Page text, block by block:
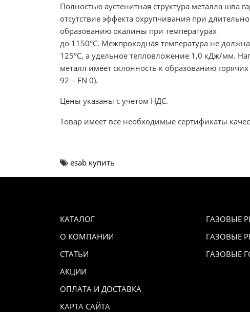
Полностью аустенитная структура металла шва
отсутствие эффекта охрупчивания при
образованию окалины при температурах
до 1150°С. Межпроходная температура не
125°С, а удельное тепловложение 1,0 кДж/мм.
металл имеет склонность к образованию
92 – FN 0).
Цены указаны с учетом НДС.
Товар имеет все необходимые сертификаты
esab купить
КАТАЛОГ
О КОМПАНИИ
СТАТЬИ
АКЦИИ
ОПЛАТА И ДОСТАВКА
КАРТА САЙТА
ГАЗОВЫЕ
ГАЗОВЫЕ
ГАЗОВЫЕ